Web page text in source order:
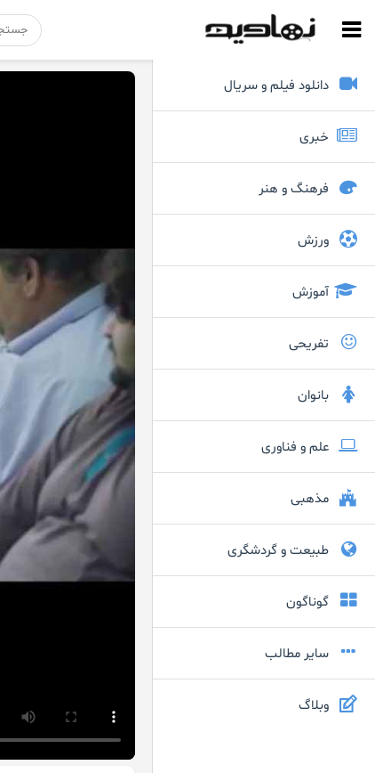
دانلود فیلم و سریال
خبری
فرهنگ و هنر
ورزش
آموزش
تفریحی
بانوان
علم و فناوری
مذهبی
طبیعت و گردشگری
گوناگون
سایر مطالب
وبلاگ